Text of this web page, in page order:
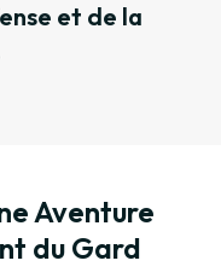
et de la
Aventure
du Gard